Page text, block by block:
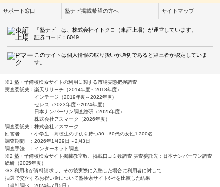
サポート窓口 塾ナビ掲載希望の方へ サイトマップ
「塾ナビ」は、株式会社イトクロ（東証上場）が運営しています。
証券コード：6049
このサイトは個人情報の取り扱いが適切であると第三者が認定していま
す。
※1 塾・予備校検索サイトの利用に関する市場実態把握調査
実査委託先：楽天リサーチ（2014年度～2018年度）
インテージ（2019年度～2022年度）
セレス（2023年度～2024年度）
日本ナンバーワン調査総研（2025年度）
株式会社アスマーク（2026年度）
調査委託先：株式会社アスマーク
回答者 ：小学生～高校生の子供を持つ30～50代の女性1,300名
調査期間 ：2026年1月29日～2月3日
調査手法 ：インターネット調査
※2 塾・予備校検索サイト掲載教室数、掲載口コミ数調査 実査委託先：日本ナンバーワン調査
総研（2025年度）
※3 利用者が資料請求し、その後実際に入塾した場合に利用者に対して
抽選で交付するお祝い金について塾検索サイト6社を比較した結果
（当社調べ 2024年7月5日）